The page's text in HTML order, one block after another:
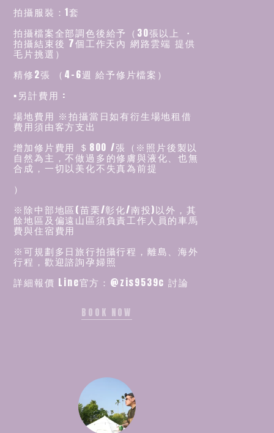
拍攝服裝：1套
拍攝檔案全部調色後給予（30張以上 ・
拍攝結束後 7個工作天內 網路雲端 提供
毛片挑選）
精修2張 （4-6週 給予修片檔案）
▪️另計費用 :
場地費用 ※拍攝當日如有衍生場地租借
費用須由客方支出
增加修片費用 ＄800 /張（※照片後製以
自然為主，不做過多的修膚與液化、也無
合成，一切以美化不失真為前提
）
※除中部地區(苗栗/彰化/南投)以外，其
餘地區及偏遠山區須負責工作人員的車馬
費與住宿費用
※可規劃多日旅行拍攝行程，離島、海外
行程，歡迎諮詢孕婦照
詳細報價 Line官方：@zis9539c 討論
BOOK NOW